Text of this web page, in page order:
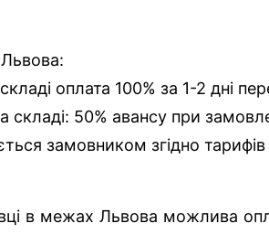
оплата 100% за 1-2 дні
складі: 50% авансу при
замовником згідно
в межах Львова можлива